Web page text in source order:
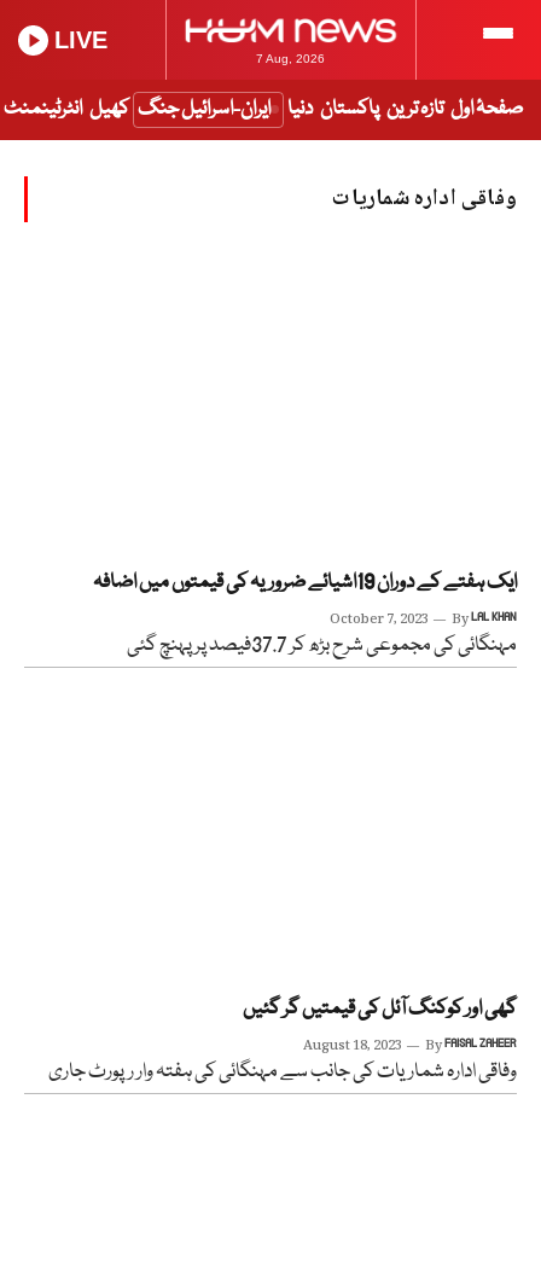
7 Aug, 2026
LIVE
صفحۂ اول تازہ ترین پاکستان دنیا ایران-اسرائیل جنگ کھیل انٹرٹینمنٹ
وفاقی ادارہ شماریات
ایک ہفتے کے دوران 19اشیائے ضروریہ کی قیمتوں میں اضافہ
October 7, 2023 ByLAL KHAN
مہنگائی کی مجموعی شرح بڑھ کر 37.7فیصد پر پہنچ گئی
گھی اور کوکنگ آئل کی قیمتیں گر گئیں
August 18, 2023 ByFAISAL ZAHEER
وفاقی ادارہ شماریات کی جانب سے مہنگائی کی ہفتہ وار رپورٹ جاری